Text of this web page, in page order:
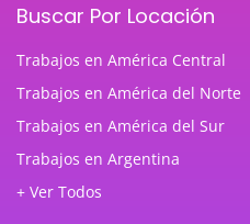
Buscar Por Locación
Trabajos en América Central
Trabajos en América del Norte
Trabajos en América del Sur
Trabajos en Argentina
+ Ver Todos